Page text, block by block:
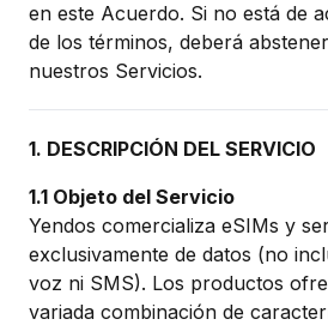
en este Acuerdo. Si no está de
de los términos, deberá
nuestros Servicios.
1. DESCRIPCIÓN DEL SERVICIO
1.1 Objeto del Servicio
Yendos comercializa eSIMs y
exclusivamente de datos (no
voz ni SMS). Los productos
variada combinación de